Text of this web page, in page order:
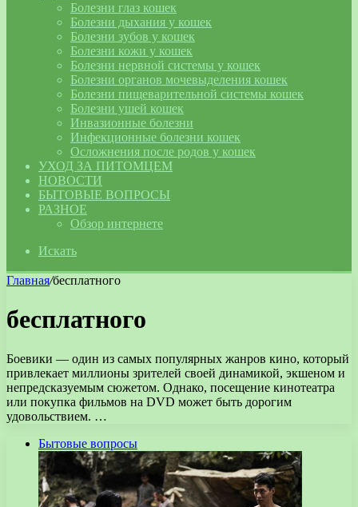
Болезни глаз кошек
Болезни дыхания у кошек
Болезни зубов у кошек
Болезни кожи у кошек
Болезни нервной системы у кошек
Болезни органов мочевыделения кошек
Болезни пищеварительной системы кошек
Болезни ушей кошек
Инвазионные болезни
Инфекционные болезни кошек
Осложнения после родов у кошек
УХОД ЗА ПИТОМЦЕМ
НОВОСТИ
БЫТОВЫЕ ВОПРОСЫ
РАЗНОЕ
Обзор интернете
Искать
Главная/бесплатного
бесплатного
Боевики — один из самых популярных жанров кино, который
привлекает миллионы зрителей своей динамикой, экшеном и
непредсказуемым сюжетом. Однако, посещение кинотеатра
или покупка фильмов на DVD может быть дорогим
удовольствием. …
Бытовые вопросы